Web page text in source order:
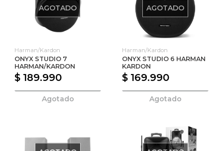
AGOTADO
Harman/Kardon
ONYX STUDIO 7
HARMAN/KARDON
$ 189.990
Agotado
AGOTADO
Harman/Kardon
ONYX STUDIO 6 HARMAN
KARDON
$ 169.990
Agotado